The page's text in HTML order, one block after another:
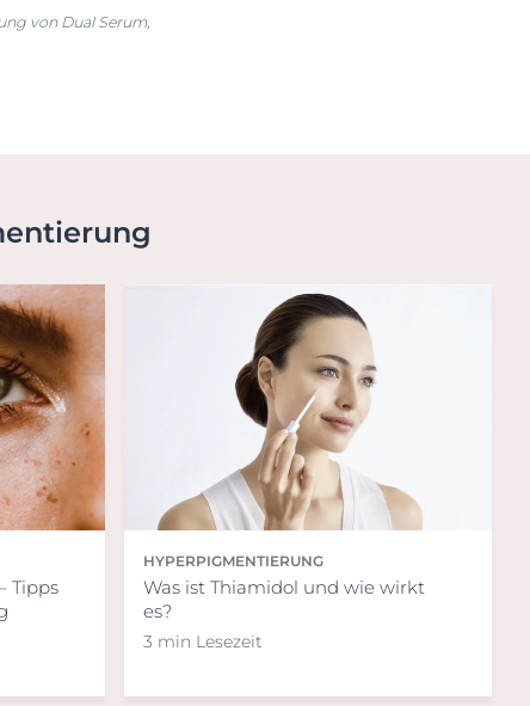
von Dual Serum,
Tipps
HYPERPIGMENTIERUNG
Was ist Thiamidol und wie wirkt
es?
3 min Lesezeit